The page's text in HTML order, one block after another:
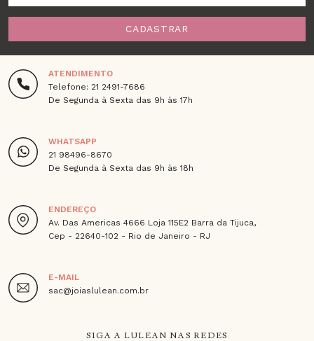
CADASTRAR
ATENDIMENTO
Telefone: 21 2491-7686
De Segunda à Sexta das 9h às 17h
WHATSAPP
21 98496-8670
De Segunda à Sexta das 9h às 18h
ENDEREÇO
Av. Das Americas 4666 Loja 115E2 Barra da Tijuca,
Cep - 22640-102 - Rio de Janeiro - RJ
E-MAIL
sac@joiaslulean.com.br
SIGA A LULEAN NAS REDES